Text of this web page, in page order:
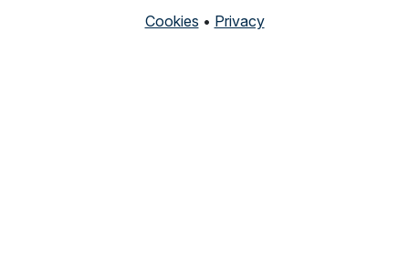
Cookies • Privacy